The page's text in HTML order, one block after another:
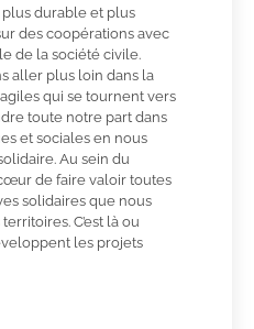
durable et plus
des coopérations avec
de la société civile.
aller plus loin dans la
qui se tournent vers
toute notre part dans
et sociales en nous
Au sein du
de faire valoir toutes
solidaires que nous
C’est là ou
les projets